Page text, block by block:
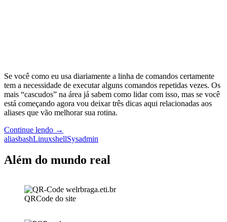
Se você como eu usa diariamente a linha de comandos certamente
tem a necessidade de executar alguns comandos repetidas vezes. Os
mais “cascudos” na área já sabem como lidar com isso, mas se você
está começando agora vou deixar três dicas aqui relacionadas aos
aliases que vão melhorar sua rotina.
Continue lendo Otimizando
o
do
shell
→
aliasbashLinuxshellSysadmin
Além do mundo real
QRCode do site